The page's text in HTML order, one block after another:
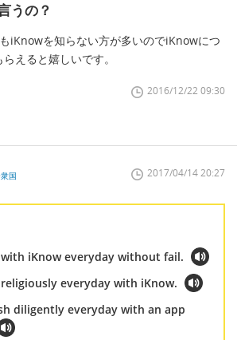
うの？
iKnowを知らない方が多いのでiKnowにつ
えると嬉しいです。
2016/12/22 09:30
国 2017/04/14 20:27
iKnow everyday without fail.
everyday with iKnow.
diligently everyday with an app